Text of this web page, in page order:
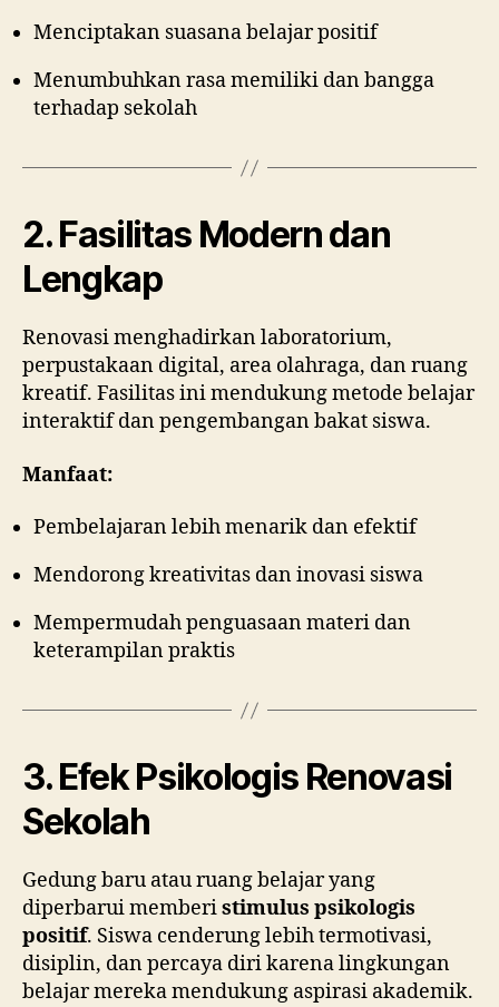
Menciptakan suasana belajar positif
Menumbuhkan rasa memiliki dan bangga
terhadap sekolah
2. Fasilitas Modern dan
Lengkap
Renovasi menghadirkan laboratorium,
perpustakaan digital, area olahraga, dan ruang
kreatif. Fasilitas ini mendukung metode belajar
interaktif dan pengembangan bakat siswa.
Manfaat:
Pembelajaran lebih menarik dan efektif
Mendorong kreativitas dan inovasi siswa
Mempermudah penguasaan materi dan
keterampilan praktis
3. Efek Psikologis Renovasi
Sekolah
Gedung baru atau ruang belajar yang
diperbarui memberistimulus psikologis
positif. Siswa cenderung lebih termotivasi,
disiplin, dan percaya diri karena lingkungan
belajar mereka mendukung aspirasi akademik.